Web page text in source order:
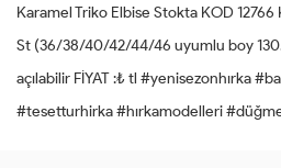
Karamel Triko Elbise Stokta KOD 12766
St (36/38/40/42/44/46 uyumlu boy
açılabilir FİYAT :₺ tl #yenisezonhırka
#tesetturhirka #hırkamodelleri